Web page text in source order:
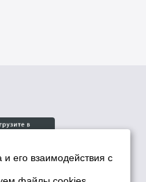
его взаимодействия с